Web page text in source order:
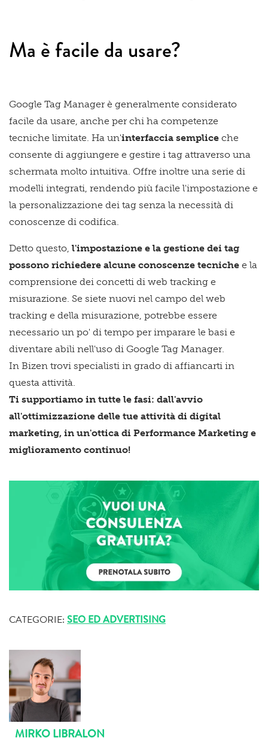
Ma è facile da usare?
Google Tag Manager è generalmente considerato
facile da usare, anche per chi ha competenze
tecniche limitate. Ha un'interfaccia semplice che
consente di aggiungere e gestire i tag attraverso una
schermata molto intuitiva. Offre inoltre una serie di
modelli integrati, rendendo più facile l'impostazione e
la personalizzazione dei tag senza la necessità di
conoscenze di codifica.
Detto questo, l'impostazione e la gestione dei tag
possono richiedere alcune conoscenze tecniche e la
comprensione dei concetti di web tracking e
misurazione. Se siete nuovi nel campo del web
tracking e della misurazione, potrebbe essere
necessario un po' di tempo per imparare le basi e
diventare abili nell'uso di Google Tag Manager.
In Bizen trovi specialisti in grado di affiancarti in
questa attività.
Ti supportiamo in tutte le fasi: dall'avvio
all'ottimizzazione delle tue attività di digital
marketing, in un'ottica di Performance Marketing e
miglioramento continuo!
CATEGORIE: SEO ED ADVERTISING
MIRKO LIBRALON